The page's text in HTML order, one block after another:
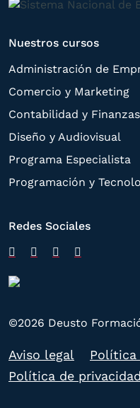
Nuestros cursos
Administración de
Comercio y Marketing
Contabilidad y Finanzas
Diseño y Audiovisual
Programa Especialista
Programación y
Redes Sociales
©2026 Deusto
Aviso legal
Política
Política de privacidad